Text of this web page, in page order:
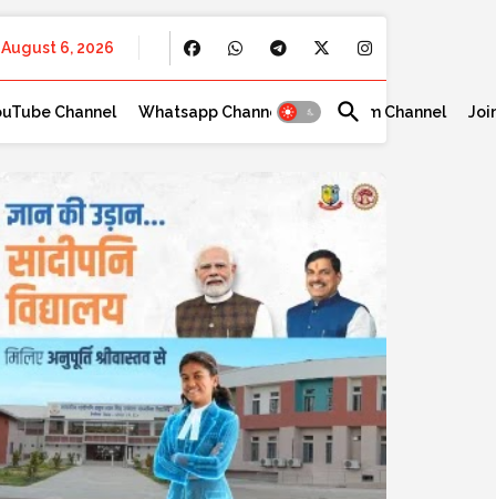
August 6, 2026
Channel Whatsapp Channel Telegram Channel